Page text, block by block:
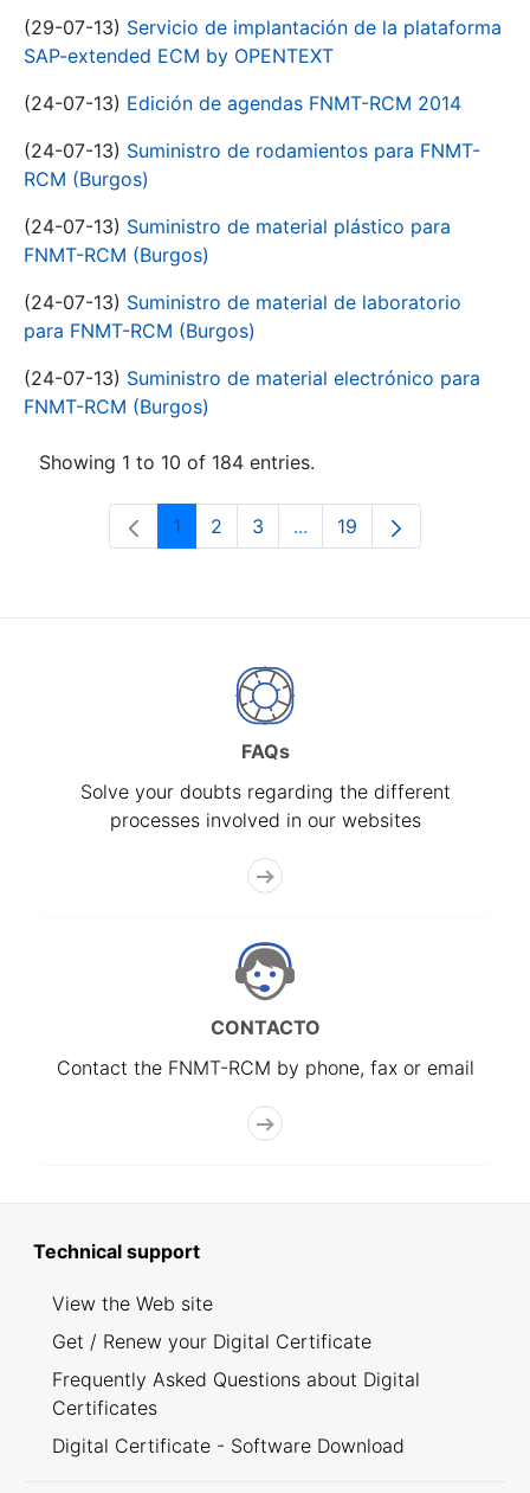
(29-07-13) Servicio de implantación de la plataforma
SAP-extended ECM by OPENTEXT
(24-07-13) Edición de agendas FNMT-RCM 2014
(24-07-13) Suministro de rodamientos para FNMT-
RCM (Burgos)
(24-07-13) Suministro de material plástico para
FNMT-RCM (Burgos)
(24-07-13) Suministro de material de laboratorio
para FNMT-RCM (Burgos)
(24-07-13) Suministro de material electrónico para
FNMT-RCM (Burgos)
Showing 1 to 10 of 184 entries.
Page
1 Page
2 Page
3 ...Intermediate Pages Use
Page
19
FAQs
Solve your doubts regarding the different
processes involved in our websites
CONTACTO
Contact the FNMT-RCM by phone, fax or email
Technical support
View the Web site
Get / Renew your Digital Certificate
Frequently Asked Questions about Digital
Certificates
Digital Certificate - Software Download